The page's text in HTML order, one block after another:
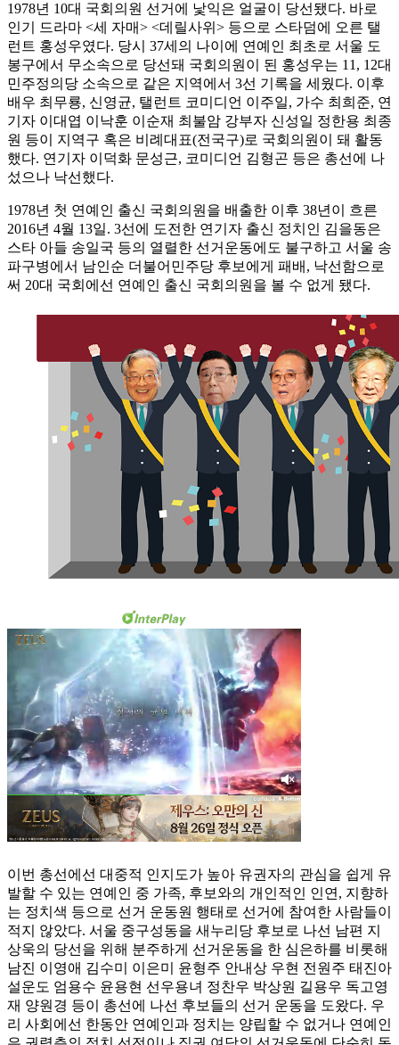
1978년 10대 국회의원 선거에 낯익은 얼굴이 당선됐다. 바로
인기 드라마 <세 자매> <데릴사위> 등으로 스타덤에 오른 탤
런트 홍성우였다. 당시 37세의 나이에 연예인 최초로 서울 도
봉구에서 무소속으로 당선돼 국회의원이 된 홍성우는 11, 12대
민주정의당 소속으로 같은 지역에서 3선 기록을 세웠다. 이후
배우 최무룡, 신영균, 탤런트 코미디언 이주일, 가수 최희준, 연
기자 이대엽 이낙훈 이순재 최불암 강부자 신성일 정한용 최종
원 등이 지역구 혹은 비례대표(전국구)로 국회의원이 돼 활동
했다. 연기자 이덕화 문성근, 코미디언 김형곤 등은 총선에 나
섰으나 낙선했다.
1978년 첫 연예인 출신 국회의원을 배출한 이후 38년이 흐른
2016년 4월 13일. 3선에 도전한 연기자 출신 정치인 김을동은
스타 아들 송일국 등의 열렬한 선거운동에도 불구하고 서울 송
파구병에서 남인순 더불어민주당 후보에게 패배, 낙선함으로
써 20대 국회에선 연예인 출신 국회의원을 볼 수 없게 됐다.
이번 총선에선 대중적 인지도가 높아 유권자의 관심을 쉽게 유
발할 수 있는 연예인 중 가족, 후보와의 개인적인 인연, 지향하
는 정치색 등으로 선거 운동원 행태로 선거에 참여한 사람들이
적지 않았다. 서울 중구성동을 새누리당 후보로 나선 남편 지
상욱의 당선을 위해 분주하게 선거운동을 한 심은하를 비롯해
남진 이영애 김수미 이은미 윤형주 안내상 우현 전원주 태진아
설운도 엄용수 윤용현 선우용녀 정찬우 박상원 길용우 독고영
재 양원경 등이 총선에 나선 후보들의 선거 운동을 도왔다. 우
리 사회에선 한동안 연예인과 정치는 양립할 수 없거나 연예인